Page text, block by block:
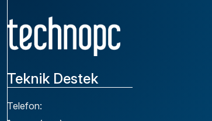
Teknik Destek
Telefon: